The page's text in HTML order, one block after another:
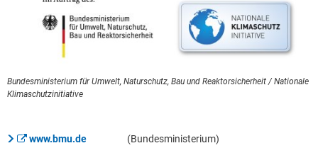
Bundesministerium für Umwelt, Naturschutz, Bau und Reaktorsicherheit / Nationale
Klimaschutzinitiative
www.bmu.de (Bundesministerium)